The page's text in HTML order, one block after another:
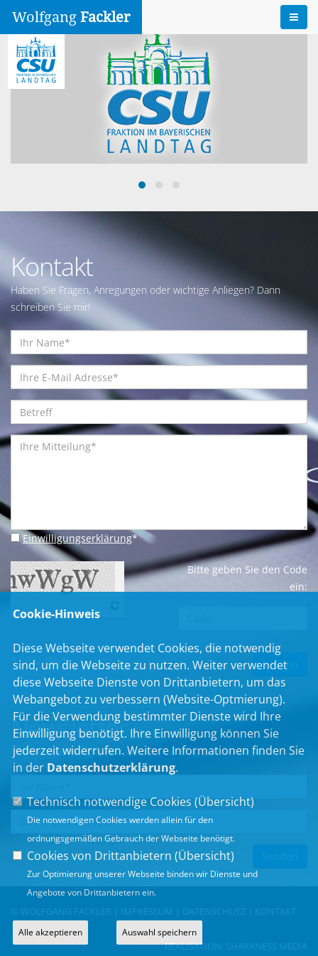
Wolfgang Fackler
Kontakt
Haben Sie Fragen, Anregungen oder wichtige Anliegen? Dann
schreiben Sie mir!
Einwilligungserklärung*
Bitte geben Sie den Code
ein:
* Pflichtfeld
Newsletter
Erhalten Sie Neuigkeiten aus dem Landtag und der Region.
* Pflichtfeld
© WOLFGANG FACKLER | IMPRESSUM DATENSCHUTZ KONTAKT
REALISATION: SHARKNESS MEDIA
Cookie-Hinweis
Diese Webseite verwendet Cookies, die notwendig
sind, um die Webseite zu nutzen. Weiter verwendet
diese Webseite Dienste von Drittanbietern, um das
Webangebot zu verbessern (Website-Optmierung).
Für die Verwendung bestimmter Dienste wird Ihre
Einwilligung benötigt. Ihre Einwilligung können Sie
jederzeit widerrufen. Weitere Informationen finden Sie
in der Datenschutzerklärung.
Technisch notwendige Cookies (Übersicht)
Die notwendigen Cookies werden allein für den
ordnungsgemäßen Gebrauch der Webseite benötigt.
Cookies von Drittanbietern (Übersicht)
Zur Optimierung unserer Webseite binden wir Dienste und
Angebote von Drittanbietern ein.
Alle akzeptieren Auswahl speichern